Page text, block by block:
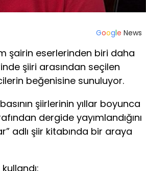
Google News
şairin eserlerinden biri daha
şiiri arasından seçilen
beğenisine sunuluyor.
şiirlerinin yıllar boyunca
dergide yayımlandığını
adlı şiir kitabında bir araya